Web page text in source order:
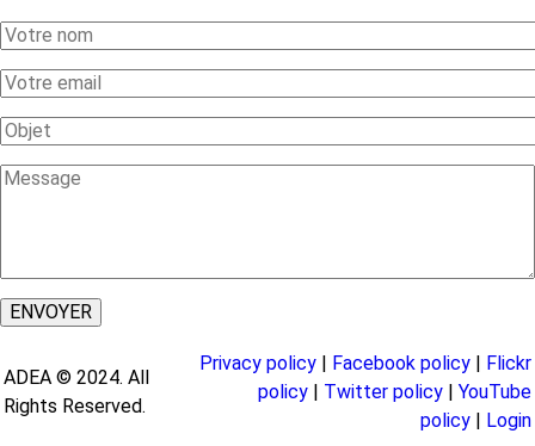
Your
Name
Your
Email
Subject
Message
ADEA © 2024. All
Rights Reserved.
Privacy policy | Facebook policy | Flickr
policy | Twitter policy | YouTube
policy | Login